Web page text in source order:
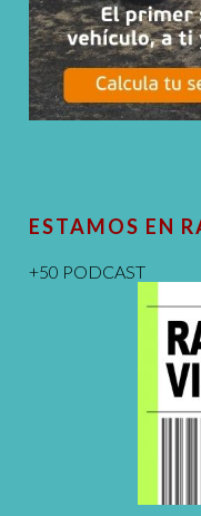
ESTAMOS EN
+50 PODCAST